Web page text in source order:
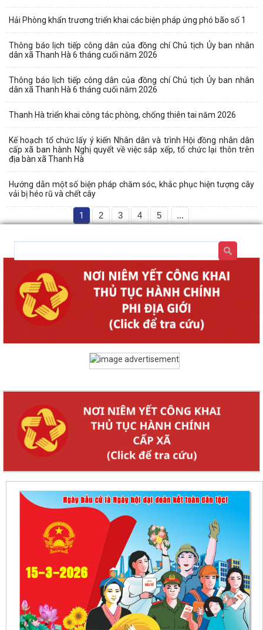
Hải Phòng khẩn trương triển khai các biện pháp ứng phó bão số 1
Thông báo lịch tiếp công dân của đồng chí Chủ tịch Ủy ban nhân
dân xã Thanh Hà 6 tháng cuối năm 2026
Thông báo lịch tiếp công dân của đồng chí Chủ tịch Ủy ban nhân
dân xã Thanh Hà 6 tháng cuối năm 2026
Thanh Hà triển khai công tác phòng, chống thiên tai năm 2026
Kế hoạch tổ chức lấy ý kiến Nhân dân và trình Hội đồng nhân dân
cấp xã ban hành Nghị quyết về việc sắp xếp, tổ chức lại thôn trên
địa bàn xã Thanh Hà
Hướng dẫn một số biện pháp chăm sóc, khắc phục hiện tượng cây
vải bị héo rũ và chết cây
1 2 3 4 5 ...